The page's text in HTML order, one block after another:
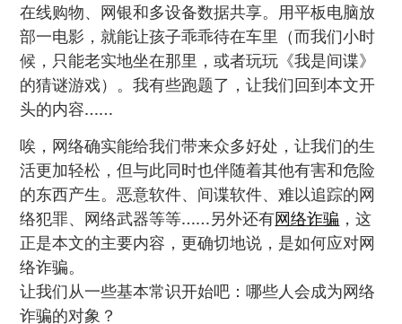
在线购物、网银和多设备数据共享。用平板电脑放
部一电影，就能让孩子乖乖待在车里（而我们小时
候，只能老实地坐在那里，或者玩玩《我是间谍》
的猜谜游戏）。我有些跑题了，让我们回到本文开
头的内容……
唉，网络确实能给我们带来众多好处，让我们的生
活更加轻松，但与此同时也伴随着其他有害和危险
的东西产生。恶意软件、间谍软件、难以追踪的网
络犯罪、网络武器等等……另外还有网络诈骗 ，这
正是本文的主要内容，更确切地说，是如何应对网
络诈骗。
让我们从一些基本常识开始吧：哪些人会成为网络
诈骗的对象？